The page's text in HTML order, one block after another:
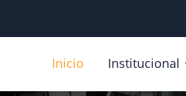
Inicio Institucional